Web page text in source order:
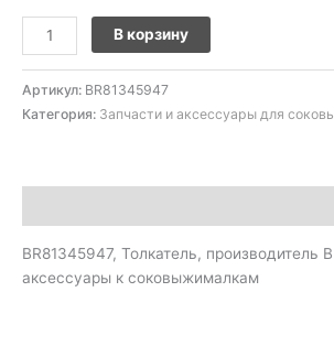
В корзину
Артикул: BR81345947
Категория: Запчасти и аксессуары для
BR81345947, Толкатель, производитель
аксессуары к соковыжималкам